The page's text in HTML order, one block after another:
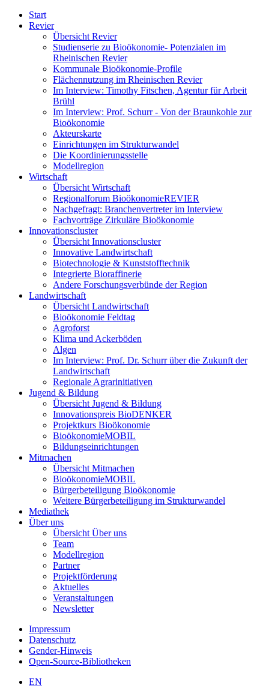
Start
Revier
Übersicht Revier
Studienserie zu Bioökonomie- Potenzialen im
Rheinischen Revier
Kommunale Bioökonomie-Profile
Flächennutzung im Rheinischen Revier
Im Interview: Timothy Fitschen, Agentur für Arbeit
Brühl
Im Interview: Prof. Schurr - Von der Braunkohle zur
Bioökonomie
Akteurskarte
Einrichtungen im Strukturwandel
Die Koordinierungsstelle
Modellregion
Wirtschaft
Übersicht Wirtschaft
Regionalforum BioökonomieREVIER
Nachgefragt: Branchenvertreter im Interview
Fachvorträge Zirkuläre Bioökonomie
Innovationscluster
Übersicht Innovationscluster
Innovative Landwirtschaft
Biotechnologie & Kunststofftechnik
Integrierte Bioraffinerie
Andere Forschungsverbünde der Region
Landwirtschaft
Übersicht Landwirtschaft
Bioökonomie Feldtag
Agroforst
Klima und Ackerböden
Algen
Im Interview: Prof. Dr. Schurr über die Zukunft der
Landwirtschaft
Regionale Agrarinitiativen
Jugend & Bildung
Übersicht Jugend & Bildung
Innovationspreis BioDENKER
Projektkurs Bioökonomie
BioökonomieMOBIL
Bildungseinrichtungen
Mitmachen
Übersicht Mitmachen
BioökonomieMOBIL
Bürgerbeteiligung Bioökonomie
Weitere Bürgerbeteiligung im Strukturwandel
Mediathek
Über uns
Übersicht Über uns
Team
Modellregion
Partner
Projektförderung
Aktuelles
Veranstaltungen
Newsletter
Impressum
Datenschutz
Gender-Hinweis
Open-Source-Bibliotheken
EN